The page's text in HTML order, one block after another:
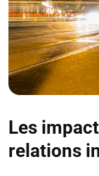
Les
relations